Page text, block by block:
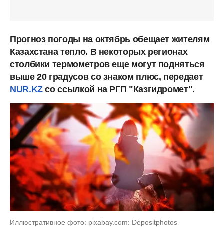
Прогноз погоды на октябрь обещает жителям
Казахстана тепло. В некоторых регионах
столбики термометров еще могут подняться
выше 20 градусов со знаком плюс, передает
NUR.KZсо ссылкой на РГП "Казгидромет".
Иллюстративное фото: pixabay.com: Depositphotos